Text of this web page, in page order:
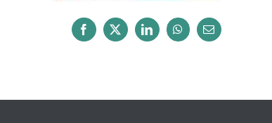
Facebook
X LinkedInWhatsApp
Email: